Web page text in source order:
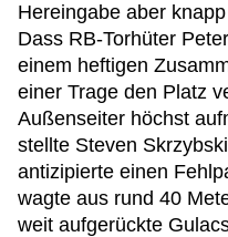
Hereingabe aber
Dass RB-Torhüter
einem heftigen
einer Trage den Platz
Außenseiter höchst
stellte Steven
antizipierte einen
wagte aus rund 40
weit aufgerückte